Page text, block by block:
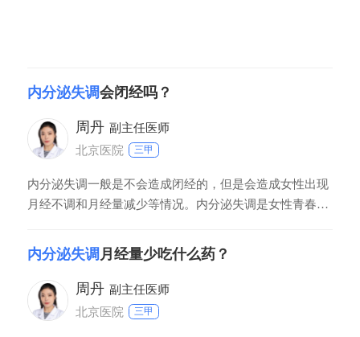
内分泌失调会闭经吗？
周丹 副主任医师
北京医院
三甲
内分泌失调一般是不会造成闭经的，但是会造成女性出现
月经不调和月经量减少等情况。内分泌失调是女性青春期
情绪、饮食和生活习惯有很大关系，也可能是垂体功能下
降所引发的。内分泌紊乱会造成女性排卵障碍从而影响月
经的周期和血量等，但是闭经多是激素水平过低或子宫和
内分泌失调 月经量少吃什么药？
周丹 副主任医师
北京医院
三甲